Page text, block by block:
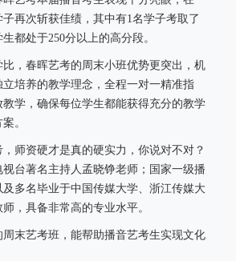
再次斩获佳绩，其中有1名学子考取了
都处于250分以上的高分段。
，春晖艺考的周末小班优势更突出，机
培养的教学理念，全程一对一精准指
学，确保每位学生都能获得充分的教学
。
师资硬才是真的硬实力，你说对不对？
台著名主持人孟晓铮老师；国家一级播
多名毕业于中国传媒大学、浙江传媒大
，具备非常高的专业水平。
末艺考班，能帮助播音艺考生实现文化